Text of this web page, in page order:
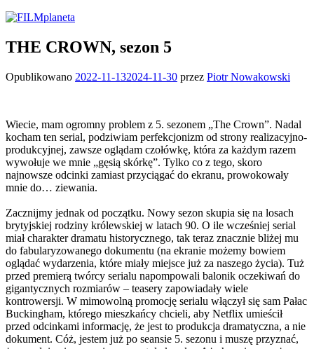
THE CROWN, sezon 5
Opublikowano 2022-11-132024-11-30 przez Piotr Nowakowski
Wiecie, mam ogromny problem z 5. sezonem „The Crown”. Nadal
kocham ten serial, podziwiam perfekcjonizm od strony realizacyjno-
produkcyjnej, zawsze oglądam czołówkę, która za każdym razem
wywołuje we mnie „gęsią skórkę”. Tylko co z tego, skoro
najnowsze odcinki zamiast przyciągać do ekranu, prowokowały
mnie do… ziewania.
Zacznijmy jednak od początku. Nowy sezon skupia się na losach
brytyjskiej rodziny królewskiej w latach 90. O ile wcześniej serial
miał charakter dramatu historycznego, tak teraz znacznie bliżej mu
do fabularyzowanego dokumentu (na ekranie możemy bowiem
oglądać wydarzenia, które miały miejsce już za naszego życia). Tuż
przed premierą twórcy serialu napompowali balonik oczekiwań do
gigantycznych rozmiarów – teasery zapowiadały wiele
kontrowersji. W mimowolną promocję serialu włączył się sam Pałac
Buckingham, którego mieszkańcy chcieli, aby Netflix umieścił
przed odcinkami informację, że jest to produkcja dramatyczna, a nie
dokument. Cóż, jestem już po seansie 5. sezonu i muszę przyznać,